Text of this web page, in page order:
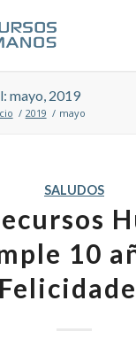
mayo, 2019
/ 2019 / mayo
SALUDOS
10